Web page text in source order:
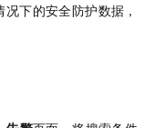
下的安全防护数据，